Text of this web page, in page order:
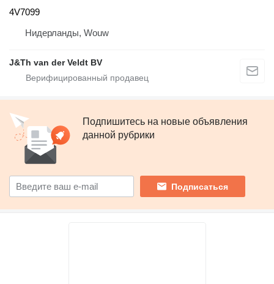
4V7099
Нидерланды, Wouw
J&Th van der Veldt BV
Подпишитесь на новые объявления
данной рубрики
Подписаться